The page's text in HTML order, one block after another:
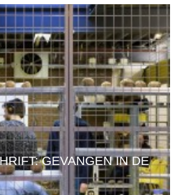
GEVANGEN IN DE